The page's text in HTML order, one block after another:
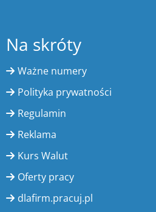
Na skróty
Ważne numery
Polityka prywatności
Regulamin
Reklama
Kurs Walut
Oferty pracy
dlafirm.pracuj.pl